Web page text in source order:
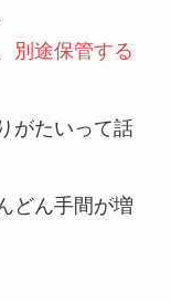
別途保管する
がたいって話
どん手間が増